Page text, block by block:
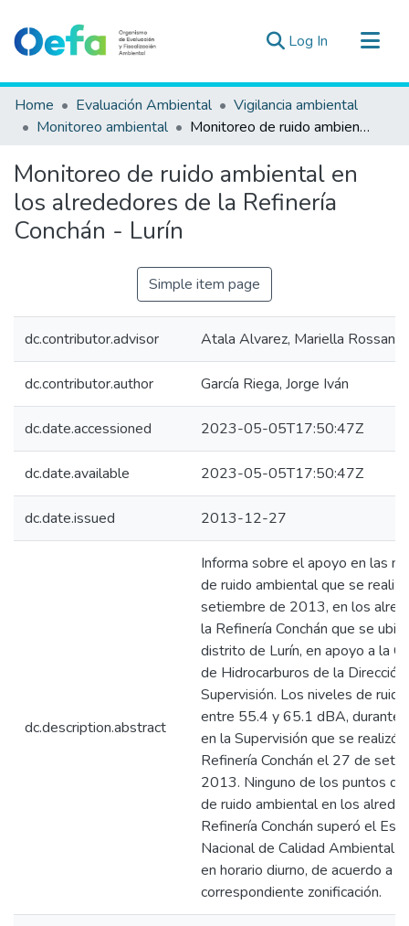
Log In (current)
Communities & Collections
All of DSpace
Estad. Externas
Guias ▾
Home Evaluación Ambiental
Vigilancia ambiental
Monitoreo ambiental
Monitoreo de ruido ambiental en los alrededores de la Refinería Conchán - Lurín
Monitoreo de ruido ambiental en
los alrededores de la Refinería
Conchán - Lurín
Simple item page
dc.contributor.advisor Atala Alvarez, Mariella Rossana
dc.contributor.author García Riega, Jorge Iván
dc.date.accessioned 2023-05-05T17:50:47Z
dc.date.available 2023-05-05T17:50:47Z
dc.date.issued 2013-12-27
dc.description.abstract
Informa sobre el apoyo en las
de ruido ambiental que se
setiembre de 2013, en los
la Refinería Conchán que se
distrito de Lurín, en apoyo a la
de Hidrocarburos de la
Supervisión. Los niveles de
entre 55.4 y 65.1 dBA, durante
en la Supervisión que se realizó
Refinería Conchán el 27 de
2013. Ninguno de los puntos de
de ruido ambiental en los
Refinería Conchán superó el
Nacional de Calidad Ambiental
en horario diurno, de acuerdo a
correspondiente zonificación.